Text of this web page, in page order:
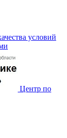
условий
Центр по